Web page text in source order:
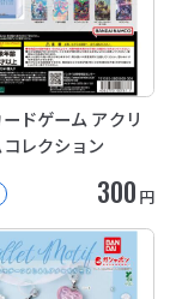
ドゲーム アクリ
レクション
300 円